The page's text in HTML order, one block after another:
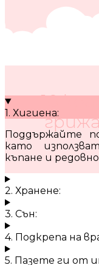
10
1. Хигиена:
Поддържайте
като
къпане и
2. Хранене:
3. Сън:
4. Подкрепа на
5. Пазете ги от